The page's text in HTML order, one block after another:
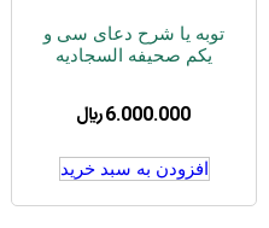
توبه یا شرح دعای سی و
یکم صحیفه السجادیه
6.000.000 ﷼
افزودن به سبد خرید